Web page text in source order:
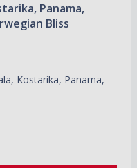
Panama,
Bliss
Kostarika, Panama,